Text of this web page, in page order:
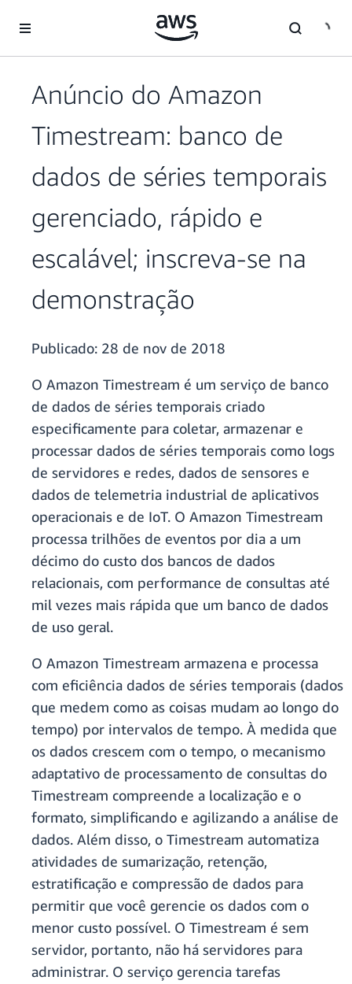
Pular para o conteúdo principal
Anúncio do Amazon
Timestream: banco de
dados de séries temporais
gerenciado, rápido e
escalável; inscreva-se na
demonstração
Publicado: 28 de nov de 2018
O Amazon Timestream é um serviço de banco
de dados de séries temporais criado
especificamente para coletar, armazenar e
processar dados de séries temporais como logs
de servidores e redes, dados de sensores e
dados de telemetria industrial de aplicativos
operacionais e de IoT. O Amazon Timestream
processa trilhões de eventos por dia a um
décimo do custo dos bancos de dados
relacionais, com performance de consultas até
mil vezes mais rápida que um banco de dados
de uso geral.
O Amazon Timestream armazena e processa
com eficiência dados de séries temporais (dados
que medem como as coisas mudam ao longo do
tempo) por intervalos de tempo. À medida que
os dados crescem com o tempo, o mecanismo
adaptativo de processamento de consultas do
Timestream compreende a localização e o
formato, simplificando e agilizando a análise de
dados. Além disso, o Timestream automatiza
atividades de sumarização, retenção,
estratificação e compressão de dados para
permitir que você gerencie os dados com o
menor custo possível. O Timestream é sem
servidor, portanto, não há servidores para
administrar. O serviço gerencia tarefas